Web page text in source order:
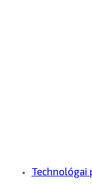
Technológai